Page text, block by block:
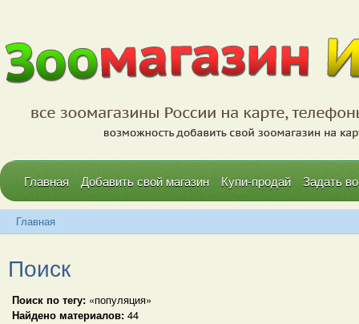
Главная Добавить свой магазин Купи-продай Задать
Главная
Поиск
Поиск по тегу: «популяция»
Найдено материалов: 44